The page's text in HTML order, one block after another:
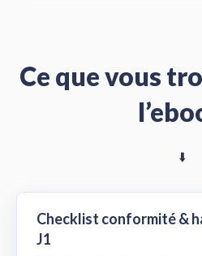
Ce que vous
⬇️
Checklist conformité &
J1